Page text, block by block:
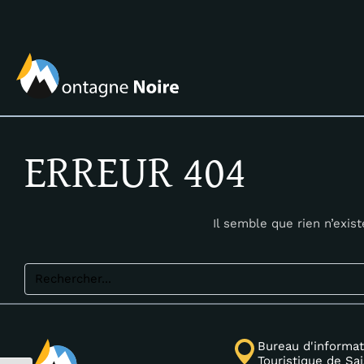
ERREUR 404
Il semble que rien
Bureau
Touristique de